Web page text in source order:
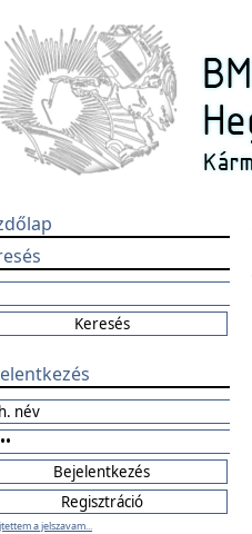
a jelszavam...